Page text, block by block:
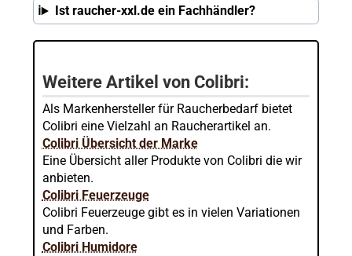
Ist raucher-xxl.de ein Fachhändler?
Weitere Artikel von Colibri:
Als Markenhersteller für Raucherbedarf bietet
Colibri eine Vielzahl an Raucherartikel an.
Colibri Übersicht der Marke
Eine Übersicht aller Produkte von Colibri die wir
anbieten.
Colibri Feuerzeuge
Colibri Feuerzeuge gibt es in vielen Variationen
und Farben.
Colibri Humidore